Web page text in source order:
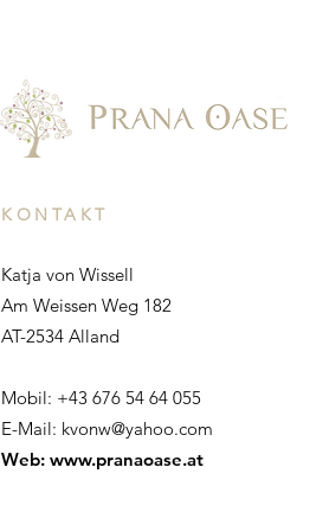
KONTAKT
Katja von Wissell
Am Weissen Weg 182
AT-2534 Alland
Mobil: +43 676 54 64 055
E-Mail: kvonw@yahoo.com
Web: www.pranaoase.at